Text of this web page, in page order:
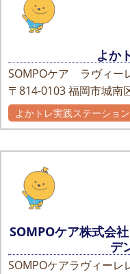
よか
SOMPOケア ラヴィー
〒814-0103福岡市城南
よかトレ実践ステーション
SOMPOケア株式会
デ
SOMPOケアラヴィーレ